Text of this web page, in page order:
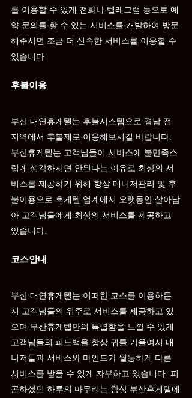
를 이용할 수 있게 전화나 텔레그램 등으로 예
약 문의를 할 수 있는 서비스를 개발하여 방문
해주시면 조금 더 신속한 서비스를 이용할 수
있습니다.
후불이용
부산 대연휴게텔는 후불시스템으로 경남 전
지역에서 후불제로 이용해보시길 바랍니다.
부산휴게텔는 고객님들이 서비스에 불만족스
럽게 생각하시면 안된다는 이유로 최상의 서
비스를 제공하기 위해 항상 매니저관리 및 후
불이용으로 휴게텔 업계에서 오랫동안 살아남
아 고객님들에게 최상의 서비스를 제공하고
있습니다.
코스안내
부산 대연휴게텔는 어떠한 코스를 이용하든
지 고객님들의 위주로 서비스를 제공하고 있
으며 부산휴게텔만의 특별함을 느낄 수 있게
고객님들의 피드백을 항상 귀를 기울여서 매
니저들과 서비스와 마인드가 월등하게 다른
서비스를 받을 수 있게 자부하고 있습니다. 피
곤하셨던 하루의 마무리는 항상 부산휴게텔에